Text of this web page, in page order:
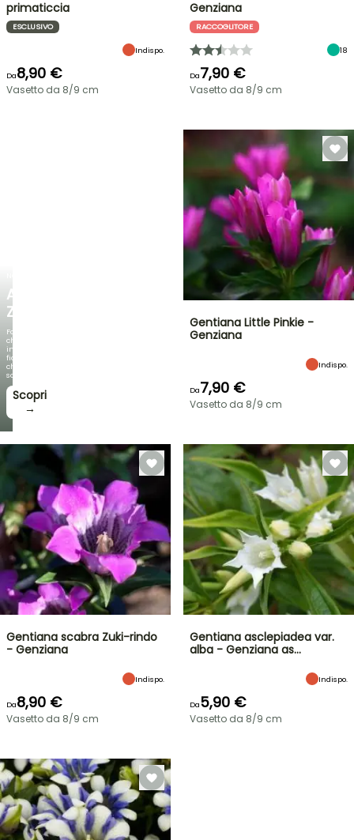
AGAPANTHUS
ZAMBEZI
Fogliami
che
incantano,
fioriture
che
sorprendono!
Scopri
→
primaticcia
ESCLUSIVO
Indispo.
Da8,90 €
Vasetto da 8/9 cm
Genziana
RACCOGLITORE
18
Da7,90 €
Vasetto da 8/9 cm
Gentiana Little Pinkie -
Genziana
Indispo.
Da7,90 €
Vasetto da 8/9 cm
Gentiana scabra Zuki-rindo
- Genziana
Indispo.
Da8,90 €
Vasetto da 8/9 cm
Gentiana asclepiadea var.
alba - Genziana as…
Indispo.
Da5,90 €
Vasetto da 8/9 cm